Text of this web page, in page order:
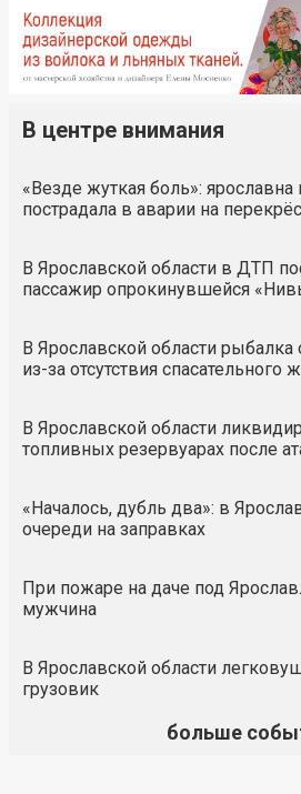
В центре внимания
«Везде жуткая боль»:
пострадала в аварии на
В Ярославской области в ДТП
пассажир опрокинувшейся
В Ярославской области
из-за отсутствия спасательного
В Ярославской области
топливных резервуарах после
«Началось, дубль два»: в
очереди на заправках
При пожаре на даче под
мужчина
В Ярославской области
грузовик
больше